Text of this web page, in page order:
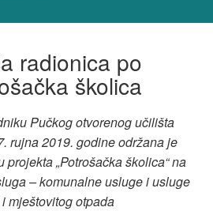
radionica po
školica
Pučkog otvorenog učilišta
rujna 2019. godine održana je
„Potrošačka školica“ na
– komunalne usluge i usluge
mještovitog otpada